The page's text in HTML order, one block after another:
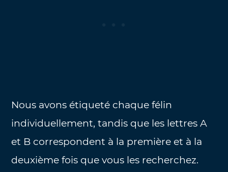
Nous avons étiqueté chaque félin
individuellement, tandis que les lettres A
et B correspondent à la première et à la
deuxième fois que vous les recherchez.